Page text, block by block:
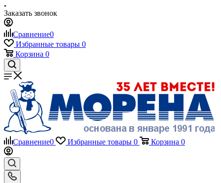
Заказать звонок
Сравнение0
Избранные товары 0
Корзина 0
Сравнение0 Избранные товары 0 Корзина 0